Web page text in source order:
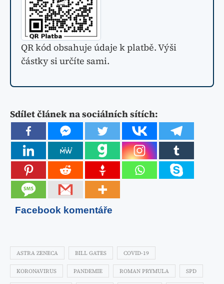
QR kód obsahuje údaje k platbě. Výši
částky si určíte sami.
Sdílet článek na sociálních sítích:
Facebook komentáře
ASTRA ZENECA BILL GATES COVID-19
KORONAVIRUS PANDEMIE ROMAN PRYMULA SPD